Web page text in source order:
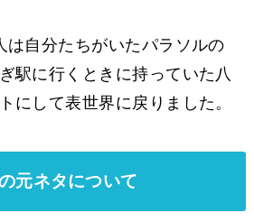
は自分たちがいたパラソルの
駅に行くときに持っていた八
にして表世界に戻りました。
元ネタについて